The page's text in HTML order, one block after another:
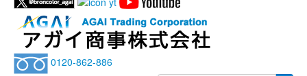
0120-862-886